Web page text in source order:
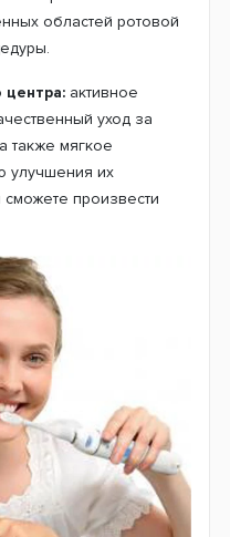
областей ротовой
центра: активное
уход за
также мягкое
улучшения их
произвести